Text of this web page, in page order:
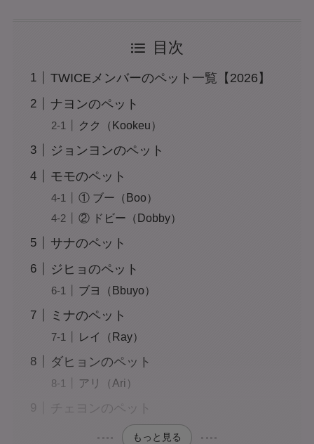
目次
TWICEメンバーのペット一覧【2026】
ナヨンのペット
クク（Kookeu）
ジョンヨンのペット
モモのペット
① ブー（Boo）
② ドビー（Dobby）
サナのペット
ジヒョのペット
ブヨ（Bbuyo）
ミナのペット
レイ（Ray）
ダヒョンのペット
アリ（Ari）
チェヨンのペット
もっと見る